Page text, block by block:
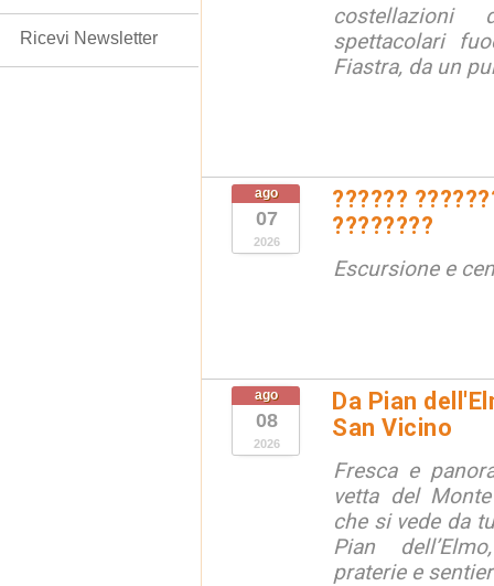
spettacolari
Fiastra, da un
ago
07
2026
??????
????????
Escursione e
ago
08
2026
Da Pian
San Vicino
Fresca e
vetta del
che si vede da
Pian
praterie e
Ricevi Newsletter